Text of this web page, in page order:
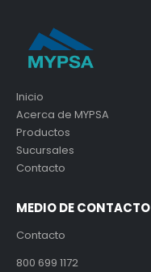
Inicio
Acerca de MYPSA
Productos
Sucursales
Contacto
MEDIO DE CONTACTO
Contacto
800 699 1172